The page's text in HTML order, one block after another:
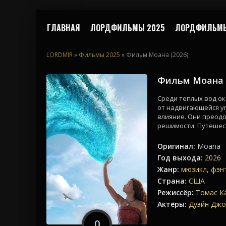
ГЛАВНАЯ ЛОРДФИЛЬМЫ 2025
LORDMIR» Фильмы 2025 » Фильм Моана (2026)
Фильм Моана
Среди теплых вод
от надвигающейся
влияние. Они
решимости.
Оригинал: Moana
Год выхода: 2026
Жанр: мюзикл,
Страна: США
Режиссёр: Томас
Актёры: Дуэйн